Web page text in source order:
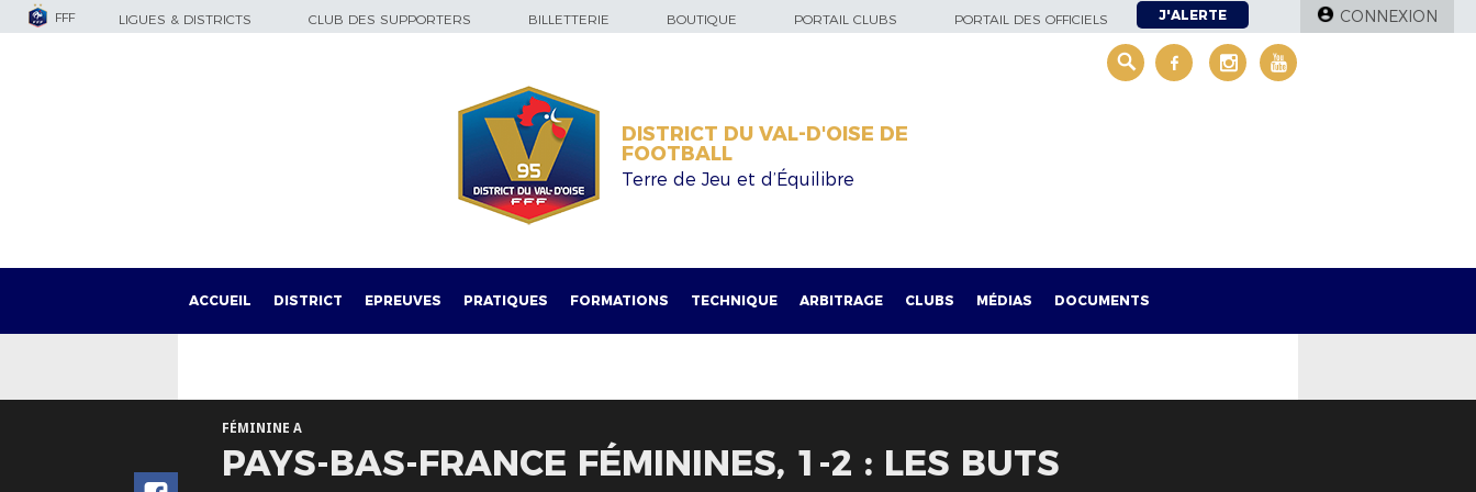
FFF LIGUES & DISTRICTS CLUB DES SUPPORTERS BILLETTERIE BOUTIQUE PORTAIL CLUBS PORTAIL DES OFFICIELS J'ALERTE CONNEXION
DISTRICT DU VAL-D'OISE DE
FOOTBALL
Terre de Jeu et d’Équilibre
ACCUEIL DISTRICT EPREUVES PRATIQUES FORMATIONS TECHNIQUE ARBITRAGE CLUBS MÉDIAS DOCUMENTS
FÉMININE A
PAYS-BAS-FRANCE FÉMININES, 1-2 : LES BUTS